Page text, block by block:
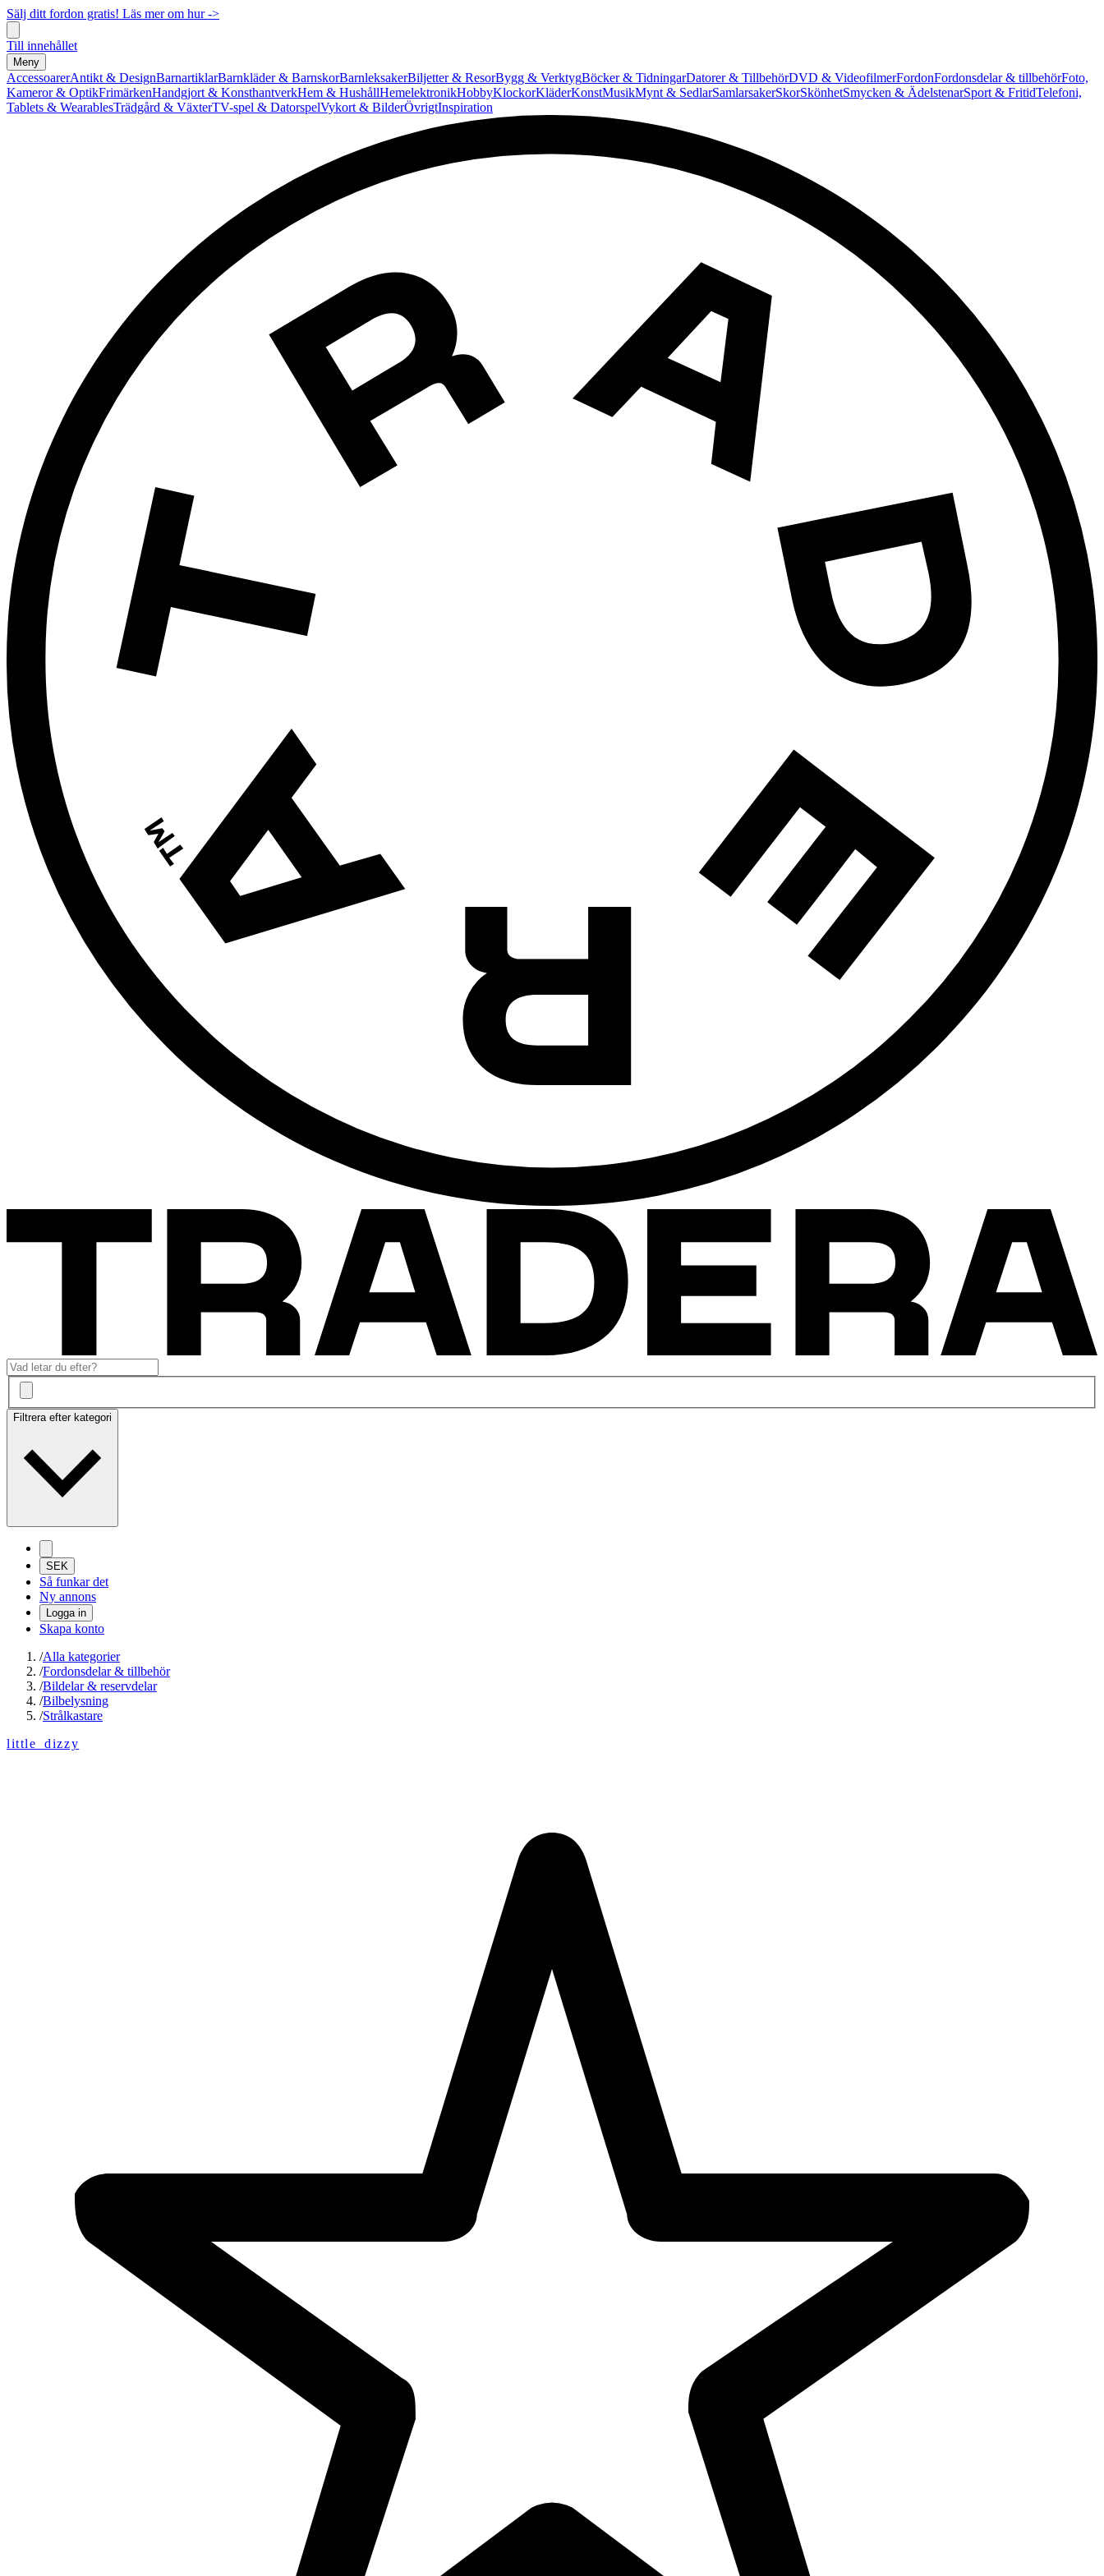
Sälj ditt fordon gratis! Läs mer om hur ->
Till innehållet
Meny
AccessoarerAntikt & DesignBarnartiklarBarnkläder & BarnskorBarnleksakerBiljetter & ResorBygg & VerktygBöcker & TidningarDatorer & TillbehörDVD & VideofilmerFordonFordonsdelar & tillbehörFoto,
Kameror & OptikFrimärkenHandgjort & KonsthantverkHem & HushållHemelektronikHobbyKlockorKläderKonstMusikMynt & SedlarSamlarsakerSkorSkönhetSmycken & ÄdelstenarSport & FritidTelefoni,
Tablets & WearablesTrädgård & VäxterTV-spel & DatorspelVykort & BilderÖvrigtInspiration
Filtrera efter kategori
SEK
Så funkar det
Ny annons
Logga in
Skapa konto
/Alla kategorier
/Fordonsdelar & tillbehör
/Bildelar & reservdelar
/Bilbelysning
/Strålkastare
little_dizzy